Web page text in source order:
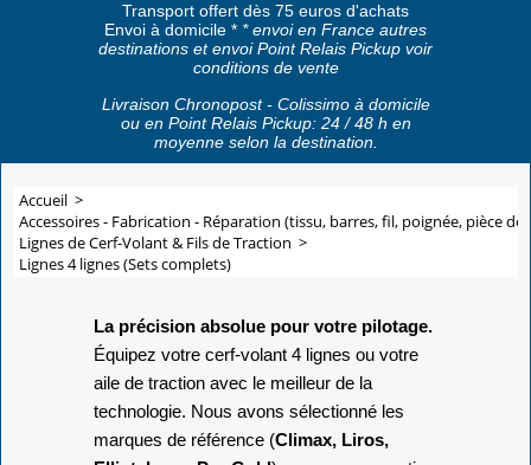
Transport offert dès 75 euros d'achats
Envoi à domicile * * envoi en France autres
destinations et envoi Point Relais Pickup voir
conditions de vente
Livraison Chronopost - Colissimo à domicile
ou en Point Relais Pickup: 24 / 48 h en
moyenne selon la destination.
Accueil >
Accessoires - Fabrication - Réparation (tissu, barres, fil, poignée, pièce de
Lignes de Cerf-Volant & Fils de Traction >
Lignes 4 lignes (Sets complets)
La précision absolue pour votre pilotage.
Équipez votre cerf-volant 4 lignes ou votre
aile de traction avec le meilleur de la
technologie. Nous avons sélectionné les
marques de référence (Climax, Liros,